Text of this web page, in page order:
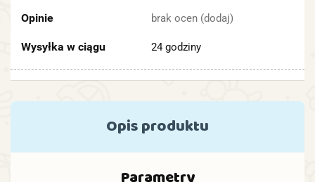
Opinie brak ocen (dodaj)
Wysyłka w ciągu 24 godziny
Opis produktu